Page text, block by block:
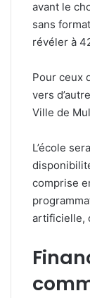
avant le
sans
révéler à
Pour ceux
vers
Ville de
L’école sera
comprise
artificielle,